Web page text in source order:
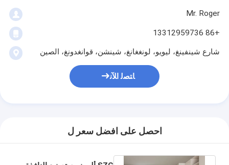
Mr. Roger
+86 13312959736
شارع شينفينغ، ليويو، لونغغانغ، شينشن، قوانغدونغ، الصين
ﺎﺘﺼﻟ ﺍﻶﻧ
احصل على افضل سعر ل